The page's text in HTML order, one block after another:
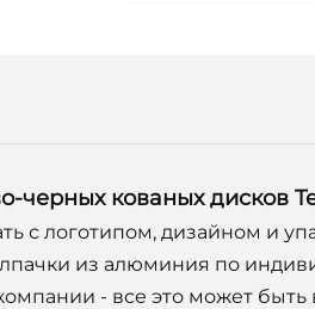
кованых дисков
с логотипом, дизайном и
из алюминия по
- все это может